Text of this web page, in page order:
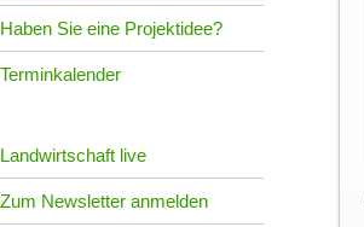
Haben Sie eine Projektidee?
Terminkalender
Landwirtschaft live
Zum Newsletter anmelden